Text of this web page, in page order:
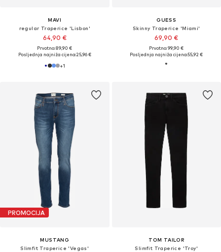
MAVI
regular Traperice 'Lisbon'
64,90 €
Prvotno: 89,90 €
Posljednja najniža cijena:25,96 €
+1
GUESS
Skinny Traperice 'Miami'
69,90 €
Prvotno: 99,90 €
Posljednja najniža cijena:55,92 €
PROMOCIJA
MUSTANG
Slimfit Traperice 'Vegas'
TOM TAILOR
Slimfit Traperice 'Troy'